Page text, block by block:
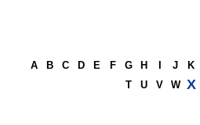
A B C D E F G H J K
T
U V W X